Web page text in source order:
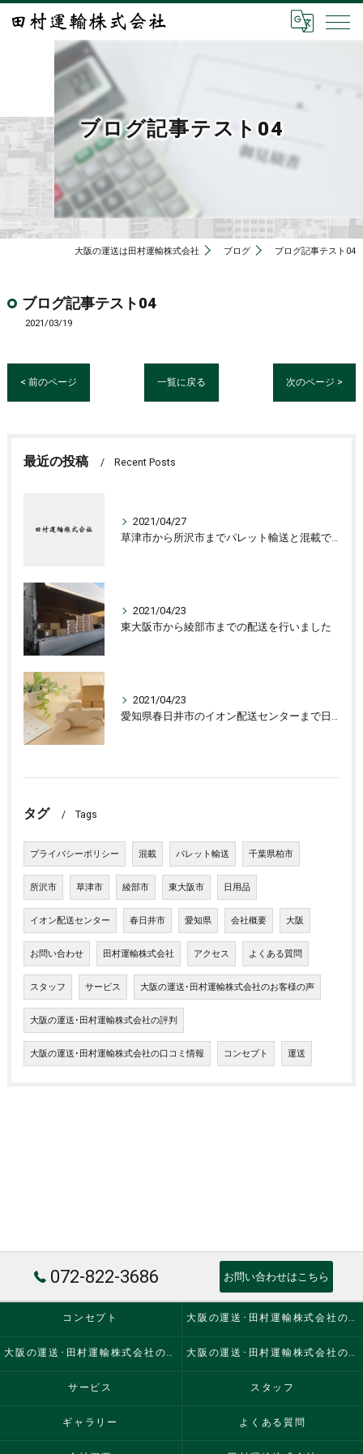
ブログ記事テスト04
大阪の運送は田村運輸株式会社 ブログ ブログ記事テスト04
ブログ記事テスト04
2021/03/19
< 前のページ 一覧に戻る 次のページ >
最近の投稿 Recent Posts
2021/04/27
草津市から所沢市までパレット輸送と混載で千葉県柏市までアパレルケースの配送です
2021/04/23
東大阪市から綾部市までの配送を行いました
2021/04/23
愛知県春日井市のイオン配送センターまで日用品の運送
タグ Tags
プライバシーポリシー 混載 パレット輸送 千葉県柏市
所沢市 草津市 綾部市 東大阪市 日用品
イオン配送センター 春日井市 愛知県 会社概要 大阪
お問い合わせ 田村運輸株式会社 アクセス よくある質問
スタッフ サービス 大阪の運送･田村運輸株式会社のお客様の声
大阪の運送･田村運輸株式会社の評判
大阪の運送･田村運輸株式会社の口コミ情報 コンセプト 運送
072-822-3686 お問い合わせはこちら
コンセプト 大阪の運送･田村運輸株式会社の口コミ情報
大阪の運送･田村運輸株式会社の評判 大阪の運送･田村運輸株式会社のお客様の声
サービス スタッフ
ギャラリー よくある質問